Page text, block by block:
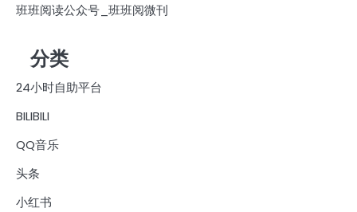
班班阅读公众号_班班阅微刊
分类
24小时自助平台
BILIBILI
QQ音乐
头条
小红书